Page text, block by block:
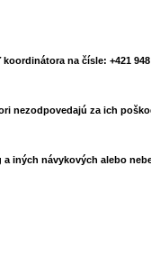
na čísle: +421
nezodpovedajú za ich
iných návykových alebo